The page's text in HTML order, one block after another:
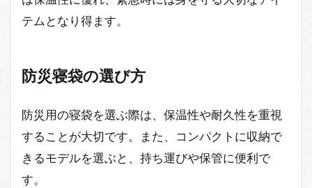
テムとなり得ます。
防災寝袋の選び方
防災用の寝袋を選ぶ際は、保温性や耐久性を重視
することが大切です。また、コンパクトに収納で
きるモデルを選ぶと、持ち運びや保管に便利で
す。